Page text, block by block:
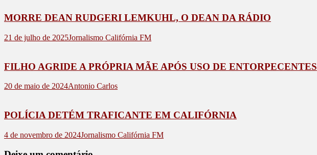
MORRE DEAN RUDGERI LEMKUHL, O DEAN DA RÁDIO
21 de julho de 2025Jornalismo Califórnia FM
FILHO AGRIDE A PRÓPRIA MÃE APÓS USO DE ENTORPECENTES
20 de maio de 2024Antonio Carlos
POLÍCIA DETÉM TRAFICANTE EM CALIFÓRNIA
4 de novembro de 2024Jornalismo Califórnia FM